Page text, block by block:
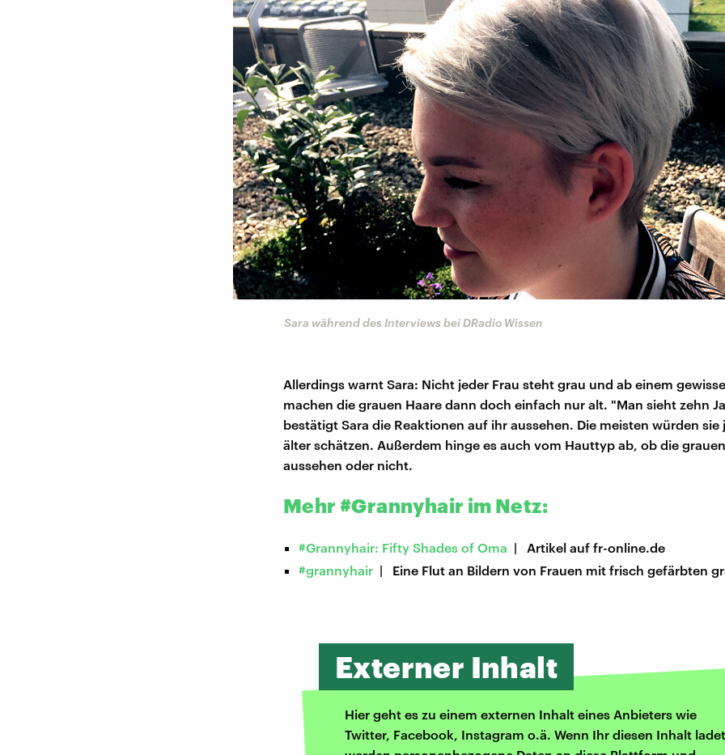
Sara während des Interviews bei DRadio Wissen
Allerdings warnt Sara: Nicht jeder Frau steht grau und ab einem
machen die grauen Haare dann doch einfach nur alt. "Man sieht zehn
bestätigt Sara die Reaktionen auf ihr aussehen. Die meisten würden sie
älter schätzen. Außerdem hinge es auch vom Hauttyp ab, ob die
aussehen oder nicht.
Mehr #Grannyhair im Netz:
#Grannyhair: Fifty Shades of Oma | Artikel auf fr-online.de
#grannyhair | Eine Flut an Bildern von Frauen mit frisch gefärbten
Externer Inhalt
Hier geht es zu einem externen Inhalt eines Anbieters wie
Twitter, Facebook, Instagram o.ä. Wenn Ihr diesen Inhalt